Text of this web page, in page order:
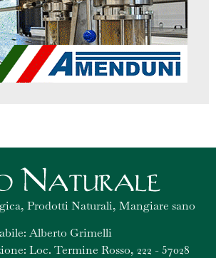
Prodotti Naturali, Mangiare sano
Alberto Grimelli
Loc. Termine Rosso, 222 - 57028